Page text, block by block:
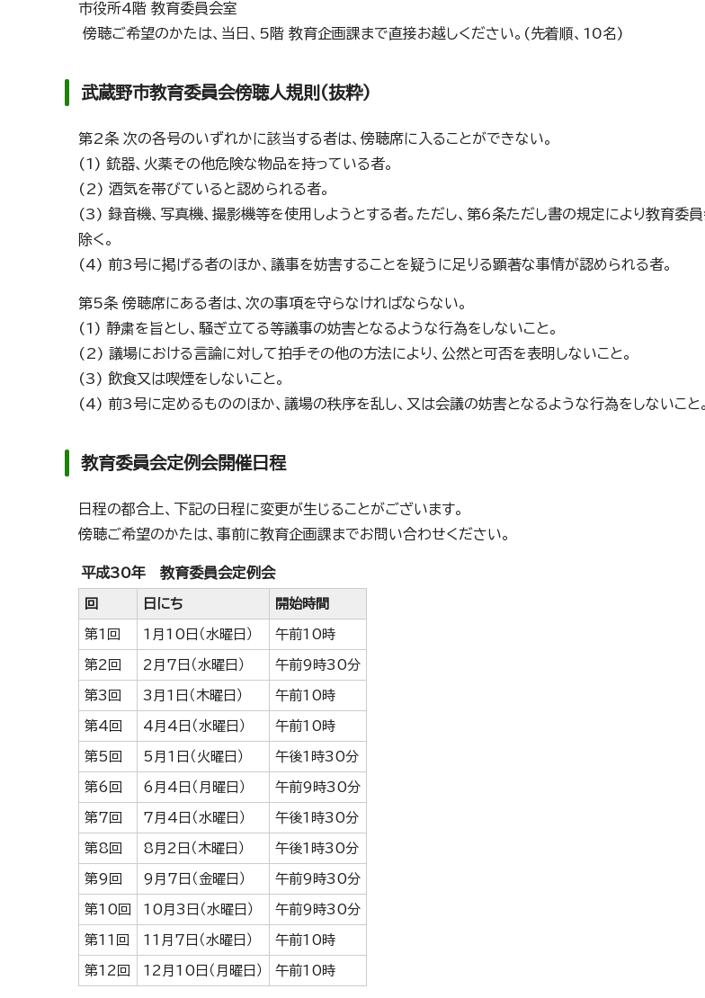
市役所4階 教育委員会室
傍聴ご希望のかたは、当日、5階 教育企画課まで直接お越しください。(先着順、10名)
武蔵野市教育委員会傍聴人規則(抜粋)
第2条 次の各号のいずれかに該当する者は、傍聴席に入ることができない。
(1) 銃器、火薬その他危険な物品を持っている者。
(2) 酒気を帯びていると認められる者。
(3) 録音機、写真機、撮影機等を使用しようとする者。ただし、第6条ただし書の規定により教育委
除く。
(4) 前3号に掲げる者のほか、議事を妨害することを疑うに足りる顕著な事情が認められる者。
第5条 傍聴席にある者は、次の事項を守らなければならない。
(1) 静粛を旨とし、騒ぎ立てる等議事の妨害となるような行為をしないこと。
(2) 議場における言論に対して拍手その他の方法により、公然と可否を表明しないこと。
(3) 飲食又は喫煙をしないこと。
(4) 前3号に定めるもののほか、議場の秩序を乱し、又は会議の妨害となるような行為をしないこと。
教育委員会定例会開催日程
日程の都合上、下記の日程に変更が生じることがございます。
傍聴ご希望のかたは、事前に教育企画課までお問い合わせください。
平成30年 教育委員会定例会
回 日にち 開始時間
第1回 1月10日（水曜日） 午前10時
第2回 2月7日（水曜日） 午前9時30分
第3回 3月1日（木曜日） 午前10時
第4回 4月4日（水曜日） 午前10時
第5回 5月1日（火曜日） 午後1時30分
第6回 6月4日（月曜日） 午前9時30分
第7回 7月4日（水曜日） 午後1時30分
第8回 8月2日（木曜日） 午後1時30分
第9回 9月7日（金曜日） 午前9時30分
第10回 10月3日（水曜日） 午前9時30分
第11回 11月7日（水曜日） 午前10時
第12回 12月10日（月曜日） 午前10時